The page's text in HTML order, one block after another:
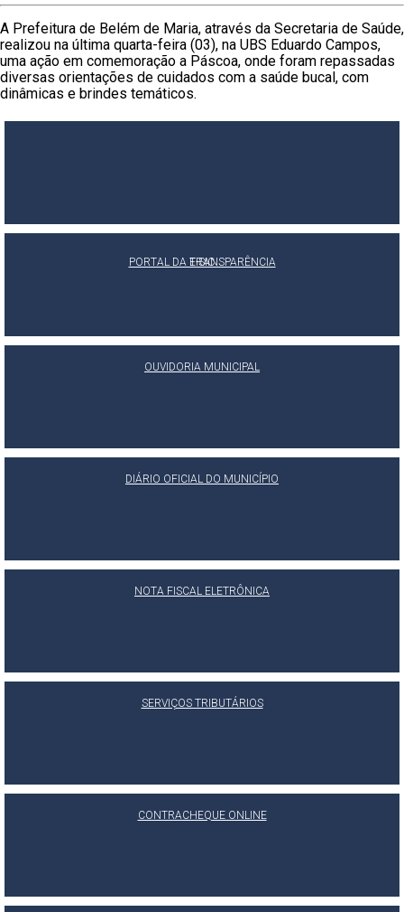
A Prefeitura de Belém de Maria, através da Secretaria de Saúde,
realizou na última quarta-feira (03), na UBS Eduardo Campos,
uma ação em comemoração a Páscoa, onde foram repassadas
diversas orientações de cuidados com a saúde bucal, com
dinâmicas e brindes temáticos.
PORTAL DA TRANSPARÊNCIA
E-SIC
OUVIDORIA MUNICIPAL
DIÁRIO OFICIAL DO MUNICÍPIO
NOTA FISCAL ELETRÔNICA
SERVIÇOS TRIBUTÁRIOS
CONTRACHEQUE ONLINE